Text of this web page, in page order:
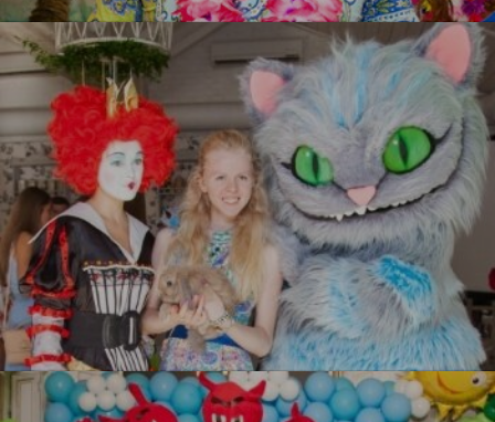
УЗНАТЬ БОЛЬШЕ
Алиса в стране чудес